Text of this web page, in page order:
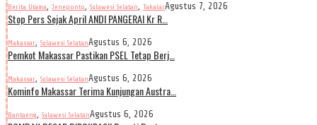
Berita Utama, Jeneponto, Sulawesi Selatan, TakalarAgustus 7, 2026
Stop Pers Sejak April ANDI PANGERAI Kr R…
Makassar, Sulawesi SelatanAgustus 6, 2026
Pemkot Makassar Pastikan PSEL Tetap Berj…
Makassar, Sulawesi SelatanAgustus 6, 2026
Kominfo Makassar Terima Kunjungan Austra…
Bantaeng, Sulawesi SelatanAgustus 6, 2026